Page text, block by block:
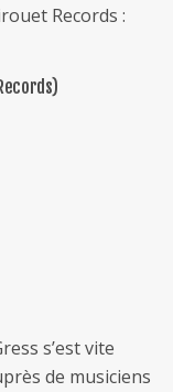
Records :
s’est vite
de musiciens